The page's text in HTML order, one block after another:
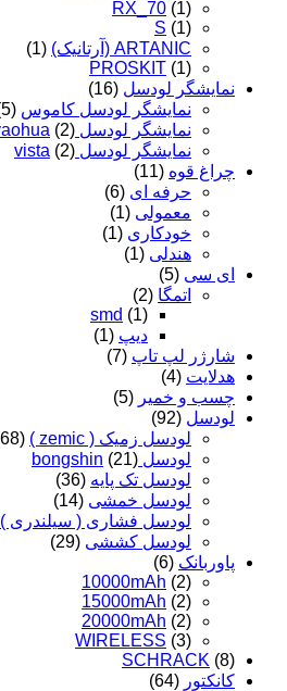
RX_70 (1)
S (1)
ARTANIC (آرتانیک)
(1)
PROSKIT (1)
نمایشگر لودسل (16)
نمایشگر لودسل کاموس (5)
نمایشگر لودسل yaohua (2)
نمایشگر لودسل vista (2)
چراغ قوه (11)
حرفه ای (6)
معمولی (1)
خودکاری (1)
هندلی (1)
ای سی (5)
اتمگا (2)
smd (1)
دیپ (1)
شارژر لپ تاپ (7)
هدلایت (4)
چسب و خمیر (5)
لودسل (92)
لودسل زمیک ( zemic )
(68)
لودسل bongshin (21)
لودسل تک پایه (36)
لودسل خمشی (14)
لودسل فشاری ( سیلندری )
لودسل کششی (29)
پاوربانک (6)
10000mAh (2)
15000mAh (2)
20000mAh (2)
WIRELESS (3)
SCHRACK (8)
کانکتور (64)